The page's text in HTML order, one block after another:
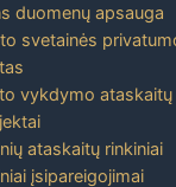
duomenų apsauga
svetainės
vykdymo ataskaitų
ataskaitų rinkiniai
įsipareigojimai